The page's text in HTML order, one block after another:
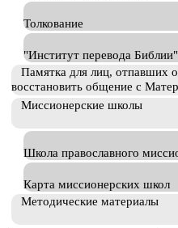
Толкование
"Институт перевода Библии"
Памятка для лиц, отпавших
восстановить общение с
Миссионерские школы
Школа православного
Карта миссионерских школ
Методические материалы